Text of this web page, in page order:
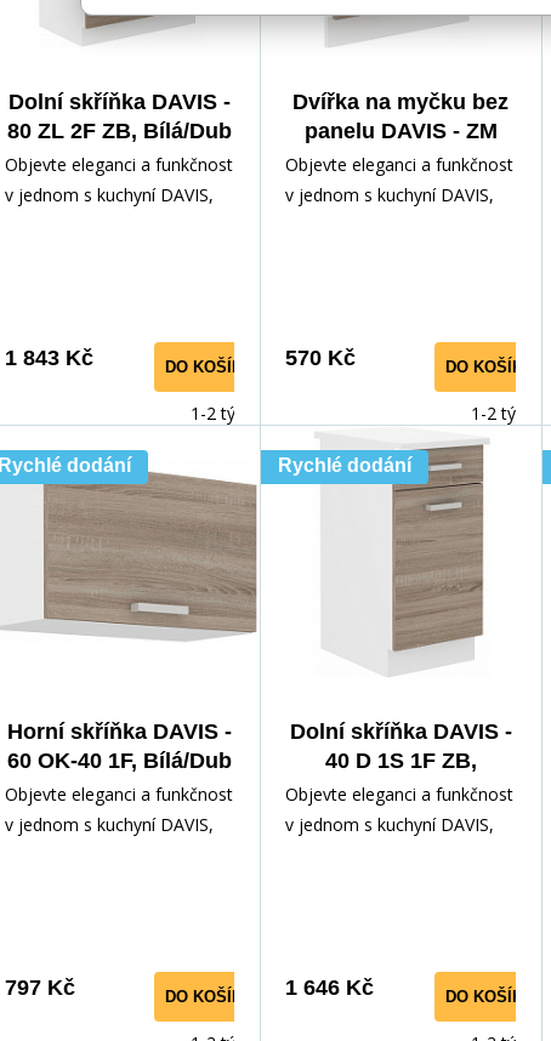
Dolní skříňka DAVIS -
80 ZL 2F ZB, Bílá/Dub
Sonoma Trufla
Objevte eleganci a funkčnost
v jednom s kuchyní DAVIS,
1 843 Kč DO KOŠÍKU
1-2 týdny
Dvířka na myčku bez
panelu DAVIS - ZM
713x596, Bílá/Dub
Sonoma Trufla
Objevte eleganci a funkčnost
v jednom s kuchyní DAVIS,
570 Kč DO KOŠÍKU
1-2 týdny
Rychlé dodání
Horní skříňka DAVIS -
60 OK-40 1F, Bílá/Dub
Sonoma Trufla
Objevte eleganci a funkčnost
v jednom s kuchyní DAVIS,
797 Kč DO KOŠÍKU
Rychlé dodání
Dolní skříňka DAVIS -
40 D 1S 1F ZB,
Bílá/Dub Sonoma
Trufla
Objevte eleganci a funkčnost
v jednom s kuchyní DAVIS,
1 646 Kč DO KOŠÍKU